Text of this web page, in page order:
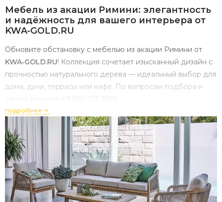
Мебель из акации Римини: элегантность
и надёжность для вашего интерьера от
KWA‑GOLD.RU
Обновите обстановку с мебелью из акации Римини от
KWA‑GOLD.RU! Коллекция сочетает изысканный дизайн с
прочностью натурального дерева — идеальный выбор для
дома, дачи, террасы или кафе. По вопросам подбора и
стоит выбратьмебельизакации
Римини?
Коллекция Риминисозданадлятех,ктоценит
натуральные
материалыисовременныйстиль.
Её
ключевыепреимущества:
природнаяэстетика— выразительнаятекстураи
подробнее